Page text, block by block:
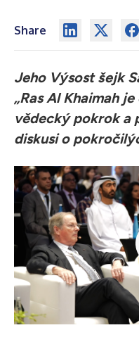
Share
Jeho Výsost šejk
„Ras Al Khaimah
vědecký pokrok a
diskusi o